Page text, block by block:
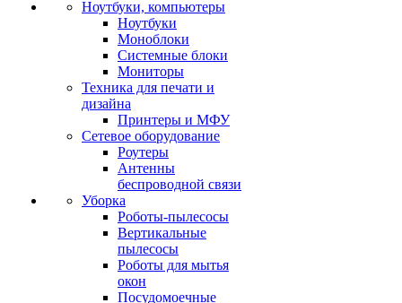
Ноутбуки, компьютеры
Ноутбуки
Моноблоки
Системные блоки
Мониторы
Техника для печати и
дизайна
Принтеры и МФУ
Сетевое оборудование
Роутеры
Антенны
беспроводной связи
Уборка
Роботы-пылесосы
Вертикальные
пылесосы
Роботы для мытья
окон
Посудомоечные